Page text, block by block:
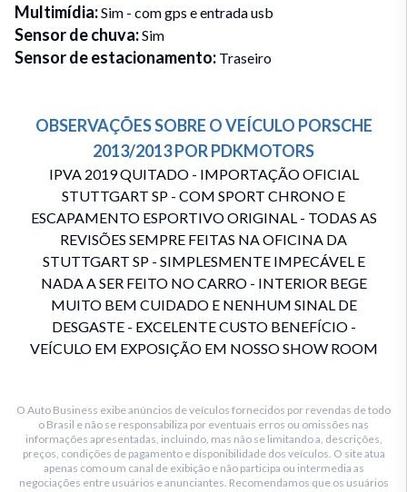
Multimídia:Sim - com gps e entrada usb
Sensor de chuva:Sim
Sensor de estacionamento: Traseiro
OBSERVAÇÕES SOBRE O VEÍCULO PORSCHE
2013/2013PORPDKMOTORS
IPVA 2019 QUITADO - IMPORTAÇÃO OFICIAL
STUTTGART SP - COM SPORT CHRONO E
ESCAPAMENTO ESPORTIVO ORIGINAL - TODAS AS
REVISÕES SEMPRE FEITAS NA OFICINA DA
STUTTGART SP - SIMPLESMENTE IMPECÁVEL E
NADA A SER FEITO NO CARRO - INTERIOR BEGE
MUITO BEM CUIDADO E NENHUM SINAL DE
DESGASTE - EXCELENTE CUSTO BENEFÍCIO -
VEÍCULO EM EXPOSIÇÃO EM NOSSO SHOW ROOM
O Auto Business exibe anúncios de veículos fornecidos por revendas de todo
o Brasil e não se responsabiliza por eventuais erros ou omissões nas
informações apresentadas, incluindo, mas não se limitando a, descrições,
preços, condições de pagamento e disponibilidade dos veículos. O site atua
apenas como um canal de exibição e não participa ou intermedia as
negociações entre usuários e anunciantes. Recomendamos que os usuários